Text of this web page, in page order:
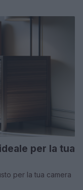
per la tua
per la tua camera